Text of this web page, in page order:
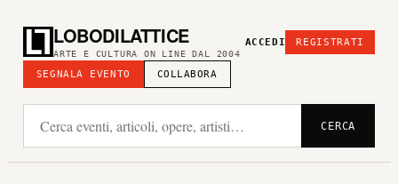
LOBODILATTICE
ARTE E CULTURA ON LINE DAL 2004
SEGNALA EVENTO COLLABORA
ACCEDI REGISTRATI
CERCA